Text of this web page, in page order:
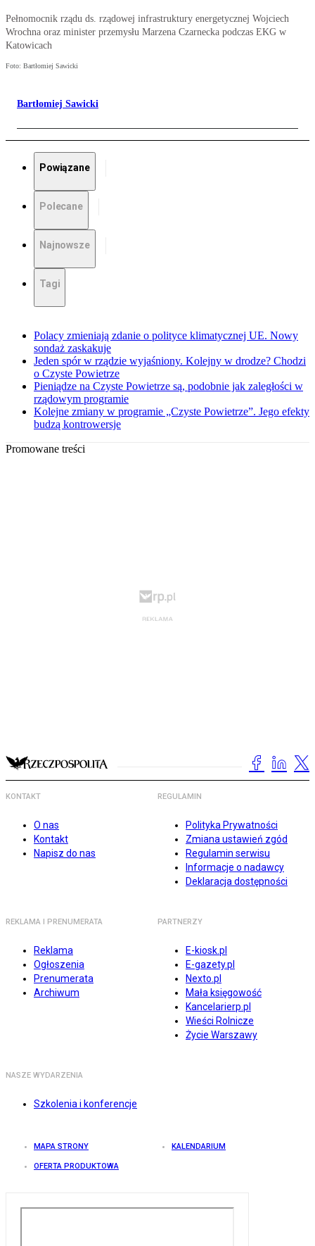
Pełnomocnik rządu ds. rządowej infrastruktury energetycznej Wojciech
Wrochna oraz minister przemysłu Marzena Czarnecka podczas EKG w
Katowicach
Foto: Bartłomiej Sawicki
Bartłomiej Sawicki
Powiązane
Polecane
Najnowsze
Tagi
Polacy zmieniają zdanie o polityce klimatycznej UE. Nowy
sondaż zaskakuje
Jeden spór w rządzie wyjaśniony. Kolejny w drodze? Chodzi
o Czyste Powietrze
Pieniądze na Czyste Powietrze są, podobnie jak zaległości w
rządowym programie
Kolejne zmiany w programie „Czyste Powietrze”. Jego efekty
budzą kontrowersje
Promowane treści
KONTAKT
O nas
Kontakt
Napisz do nas
REGULAMIN
Polityka Prywatności
Zmiana ustawień zgód
Regulamin serwisu
Informacje o nadawcy
Deklaracja dostępności
REKLAMA I PRENUMERATA
Reklama
Ogłoszenia
Prenumerata
Archiwum
PARTNERZY
E-kiosk.pl
E-gazety.pl
Nexto.pl
Mała księgowość
Kancelarierp.pl
Wieści Rolnicze
Życie Warszawy
NASZE WYDARZENIA
Szkolenia i konferencje
MAPA STRONY KALENDARIUM
OFERTA PRODUKTOWA